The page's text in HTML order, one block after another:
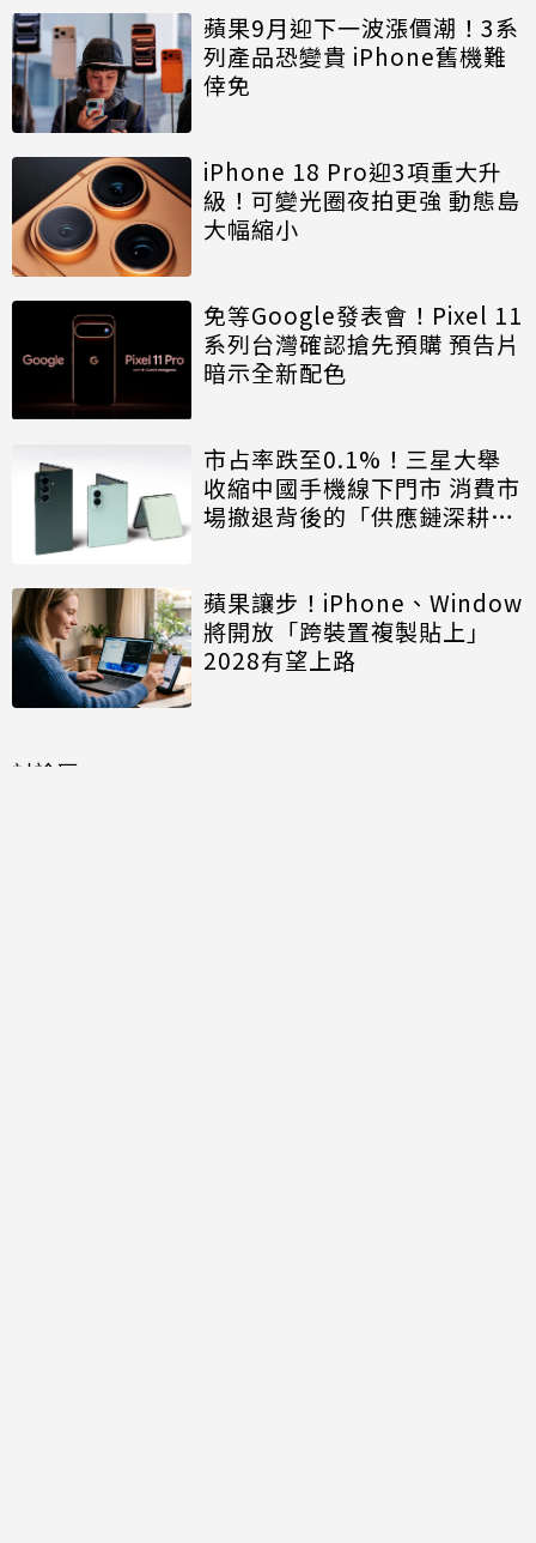
蘋果9月迎下一波漲價潮！3系
列產品恐變貴 iPhone舊機難
倖免
iPhone 18 Pro迎3項重大升
級！可變光圈夜拍更強 動態島
大幅縮小
免等Google發表會！Pixel 11
系列台灣確認搶先預購 預告片
暗示全新配色
市占率跌至0.1%！三星大舉
收縮中國手機線下門市 消費市
場撤退背後的「供應鏈深耕」
蘋果讓步！iPhone、Window
將開放「跨裝置複製貼上」
2028有望上路
討論區